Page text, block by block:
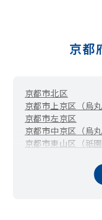
京都
京都市北区
京都市上京区（烏
京都市左京区
京都市中京区（烏
京都市東山区（祇
京都市
福知